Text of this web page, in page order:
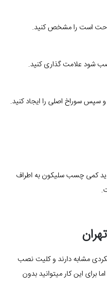
راحت است را مشخص کنید.
شود علامت گذاری کنید.
و سپس سوراخ اصلی را ایجاد کنید.
کمی چسب سلیکون به اطراف
مشابه دارند و کلیت نصب
برای این کار میتوانید بدون